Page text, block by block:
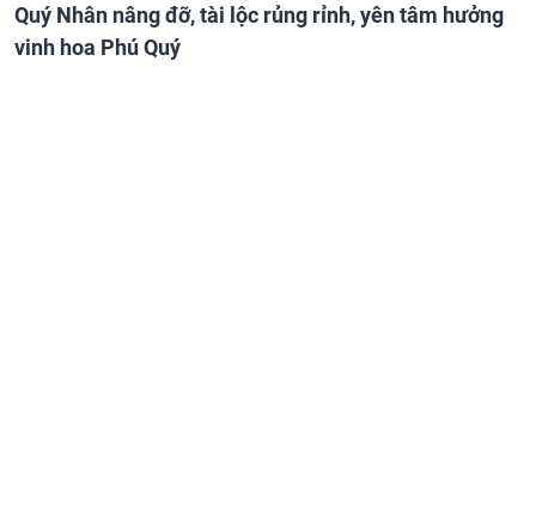
Quý Nhân nâng đỡ, tài lộc rủng rỉnh, yên tâm hưởng
vinh hoa Phú Quý